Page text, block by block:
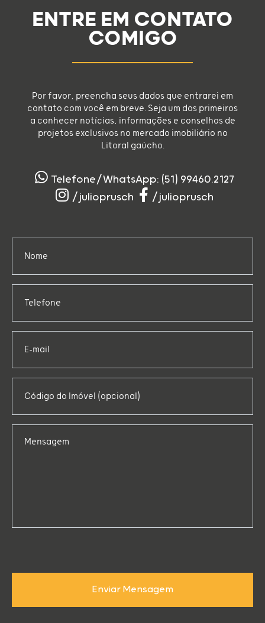
ENTRE EM CONTATO
COMIGO
Por favor, preencha seus dados que entrarei em
contato com você em breve. Seja um dos primeiros
a conhecer notícias, informações e conselhos de
projetos exclusivos no mercado imobiliário no
Litoral gaúcho.
Telefone/WhatsApp: (51) 99460.2127
/julioprusch
/julioprusch
Enviar Mensagem